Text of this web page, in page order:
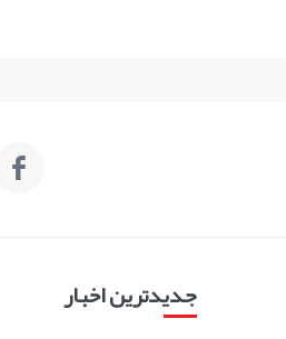
جدیدترین اخبار